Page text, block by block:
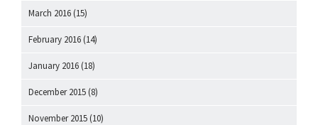
March 2016 (15)
February 2016 (14)
January 2016 (18)
December 2015 (8)
November 2015 (10)